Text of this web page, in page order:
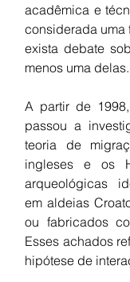
acadêmica e
considerada uma
exista debate
menos uma delas.
A partir de
passou a
teoria de
ingleses e os
arqueológicas
em aldeias
ou fabricados
Esses achados
hipótese de